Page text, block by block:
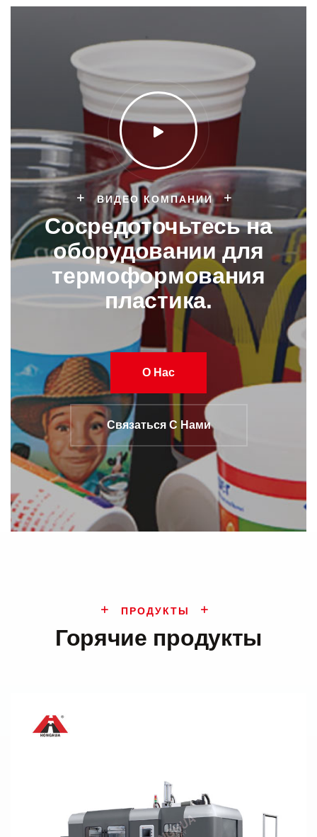
ВИДЕО КОМПАНИИ
Сосредоточьтесь на
оборудовании для
термоформования
пластика.
О Нас
Связаться С Нами
ПРОДУКТЫ
Горячие продукты